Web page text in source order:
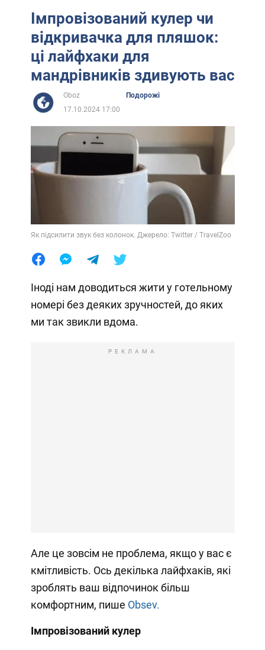
Імпровізований кулер чи
відкривачка для пляшок:
ці лайфхаки для
мандрівників здивують вас
Oboz
Подорожі
17.10.2024 17:00
Як підсилити звук без колонок. Джерело: Twitter / TravelZoo
Іноді нам доводиться жити у готельному
номері без деяких зручностей, до яких
ми так звикли вдома.
РЕКЛАМА
Але це зовсім не проблема, якщо у вас є
кмітливість. Ось декілька лайфхаків, які
зроблять ваш відпочинок більш
комфортним, пише Obsev.
Імпровізований кулер